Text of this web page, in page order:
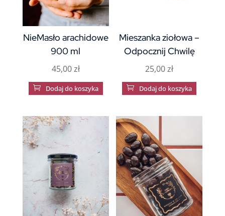
NieMasło arachidowe
900 ml
45,00zł
 Dodaj do koszyka
Mieszanka ziołowa –
Odpocznij Chwilę
25,00zł
 Dodaj do koszyka